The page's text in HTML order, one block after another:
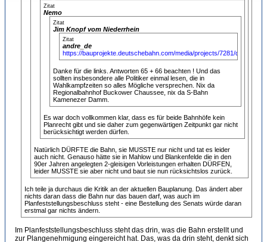
Zitat
Nemo
Zitat
Jim Knopf vom Niederrhein
Zitat
andre_de
https://bauprojekte.deutschebahn.com/media/projects/7281/docs/
Danke für die links. Antworten 65 + 66 beachten ! Und das
sollten insbesondere alle Politiker einmal lesen, die in
Wahlkampfzeiten so alles Mögliche versprechen. Nix da
Regionalbahnhof Buckower Chaussee, nix da S-Bahn
Kamenezer Damm.
Es war doch vollkommen klar, dass es für beide Bahnhöfe kein
Planrecht gibt und sie daher zum gegenwärtigen Zeitpunkt gar nicht
berücksichtigt werden dürfen.
Natürlich DÜRFTE die Bahn, sie MUSSTE nur nicht und tat es leider
auch nicht. Genauso hätte sie in Mahlow und Blankenfelde die in den
90er Jahren angelegten 2-gleisigen Vorleistungen erhalten DÜRFEN,
leider MUSSTE sie aber nicht und baut sie nun rücksichtslos zurück.
Ich teile ja durchaus die Kritik an der aktuellen Bauplanung. Das ändert aber
nichts daran dass die Bahn nur das bauen darf, was auch im
Planfeststellungsbeschluss steht - eine Bestellung des Senats würde daran
erstmal gar nichts ändern.
Im Planfeststellungsbeschluss steht das drin, was die Bahn erstellt und
zur Plangenehmigung eingereicht hat. Das, was da drin steht, denkt sich